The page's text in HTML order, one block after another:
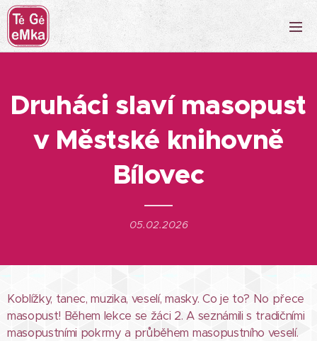
Druháci slaví masopust
v Městské knihovně
Bílovec
05.02.2026
Koblížky, tanec, muzika, veselí, masky. Co je to? No přece
masopust! Během lekce se žáci 2. A seznámili s tradičními
masopustními pokrmy a průběhem masopustního veselí.